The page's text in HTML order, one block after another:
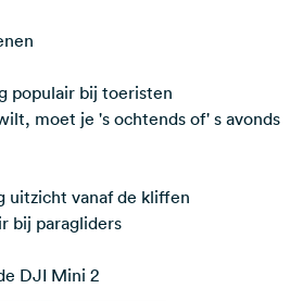
populair bij toeristen
moet je 's ochtends of' s avonds
uitzicht vanaf de kliffen
bij paragliders
DJI Mini 2